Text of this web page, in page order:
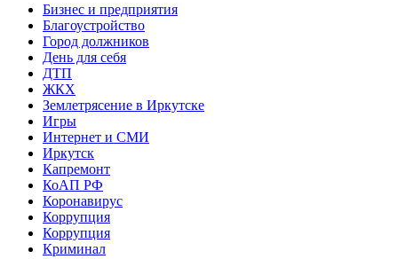
Бизнес и предприятия
Благоустройство
Город должников
День для себя
ДТП
ЖКХ
Землетрясение в Иркутске
Игры
Интернет и СМИ
Иркутск
Капремонт
КоАП РФ
Коронавирус
Коррупция
Коррупция
Криминал